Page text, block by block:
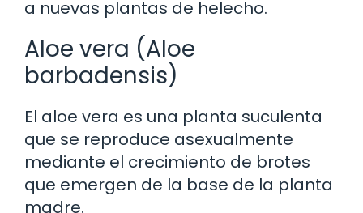
a nuevas plantas de helecho.
Aloe vera (Aloe
barbadensis)
El aloe vera es una planta suculenta
que se reproduce asexualmente
mediante el crecimiento de brotes
que emergen de la base de la planta
madre.